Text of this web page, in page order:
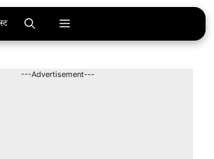
Menu
---Advertisement---